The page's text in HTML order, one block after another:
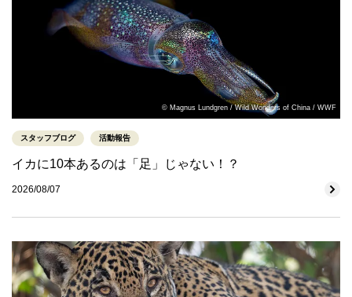
© Magnus Lundgren / Wild Wonders of China / WWF
スタッフブログ 活動報告
イカに10本あるのは「足」じゃない！？
2026/08/07